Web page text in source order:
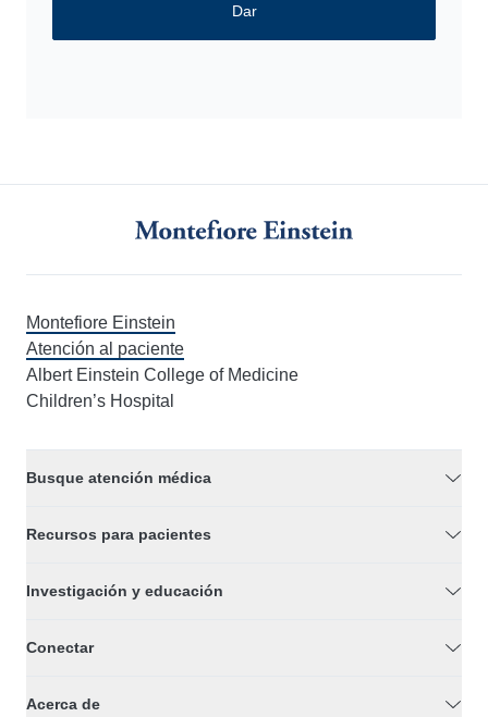
Dar
Montefiore Einstein
Atención al paciente
Albert Einstein College of Medicine
Children’s Hospital
Busque atención médica
Recursos para pacientes
Investigación y educación
Conectar
Acerca de